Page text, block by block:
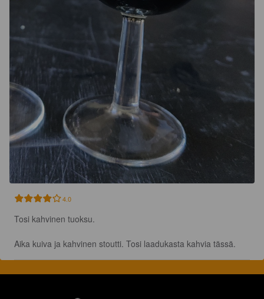
4.0
Tosi kahvinen tuoksu.
Aika kuiva ja kahvinen stoutti. Tosi laadukasta kahvia tässä.